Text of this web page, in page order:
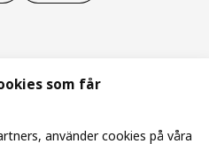
Cookiepolicy
som får
använder cookies på våra